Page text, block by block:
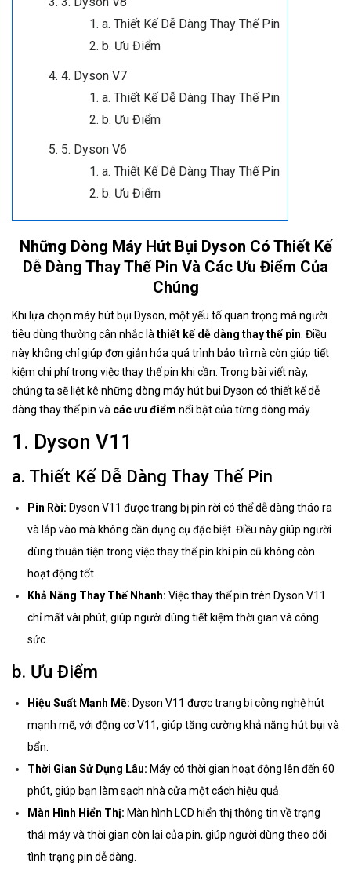
a. Thiết Kế Dễ Dàng Thay Thế Pin
b. Ưu Điểm
4. Dyson V7
a. Thiết Kế Dễ Dàng Thay Thế Pin
b. Ưu Điểm
5. Dyson V6
a. Thiết Kế Dễ Dàng Thay Thế Pin
b. Ưu Điểm
Những Dòng Máy Hút Bụi Dyson Có Thiết Kế
Dễ Dàng Thay Thế Pin Và Các Ưu Điểm Của
Chúng
Khi lựa chọn máy hút bụi Dyson, một yếu tố quan trọng mà người
tiêu dùng thường cân nhắc là thiết kế dễ dàng thay thế pin . Điều
này không chỉ giúp đơn giản hóa quá trình bảo trì mà còn giúp tiết
kiệm chi phí trong việc thay thế pin khi cần. Trong bài viết này,
chúng ta sẽ liệt kê những dòng máy hút bụi Dyson có thiết kế dễ
dàng thay thế pin và các ưu điểm nổi bật của từng dòng máy.
1. Dyson V11
a. Thiết Kế Dễ Dàng Thay Thế Pin
Pin Rời: Dyson V11 được trang bị pin rời có thể dễ dàng tháo ra
và lắp vào mà không cần dụng cụ đặc biệt. Điều này giúp người
dùng thuận tiện trong việc thay thế pin khi pin cũ không còn
hoạt động tốt.
Khả Năng Thay Thế Nhanh: Việc thay thế pin trên Dyson V11
chỉ mất vài phút, giúp người dùng tiết kiệm thời gian và công
sức.
b. Ưu Điểm
Hiệu Suất Mạnh Mẽ: Dyson V11 được trang bị công nghệ hút
mạnh mẽ, với động cơ V11, giúp tăng cường khả năng hút bụi và
bẩn.
Thời Gian Sử Dụng Lâu: Máy có thời gian hoạt động lên đến 60
phút, giúp bạn làm sạch nhà cửa một cách hiệu quả.
Màn Hình Hiển Thị: Màn hình LCD hiển thị thông tin về trạng
thái máy và thời gian còn lại của pin, giúp người dùng theo dõi
tình trạng pin dễ dàng.